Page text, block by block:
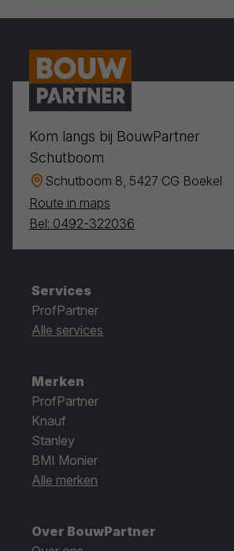
Kom langs bij BouwPartner
Schutboom
Schutboom 8, 5427 CG Boekel
Route in maps
Bel: 0492-322036
Services
ProfPartner
Alle services
Merken
ProfPartner
Knauf
Stanley
BMI Monier
Alle merken
Over BouwPartner